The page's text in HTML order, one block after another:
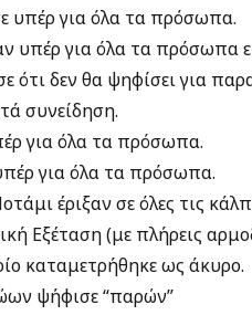
υπέρ για όλα τα πρόσωπα.
υπέρ για όλα τα πρόσωπα
ότι δεν θα ψηφίσει για
συνείδηση.
για όλα τα πρόσωπα.
για όλα τα πρόσωπα.
έριξαν σε όλες τις
Εξέταση (με πλήρεις
καταμετρήθηκε ως άκυρο.
ψήφισε “παρών”